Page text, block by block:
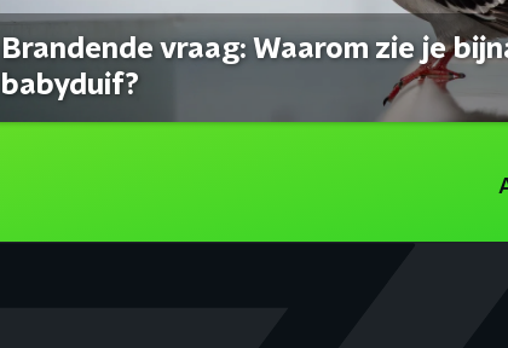
Brandende vraag: Waarom zie je
babyduif?